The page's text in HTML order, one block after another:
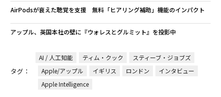
AirPodsが衰えた聴覚を支援 無料「ヒアリング補助」機能のインパクト
アップル、英国本社の壁に『ウォレスとグルミット』を投影中
タグ：
AI / 人工知能 ティム・クック
スティーブ・ジョブズ
Apple/アップル
イギリス ロンドン
インタビュー
Apple Intelligence